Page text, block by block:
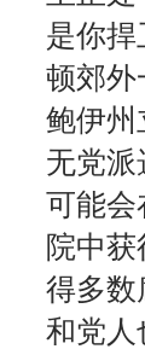
是你捍
顿郊外
鲍伊州
无党派
可能会
院中
得多数
和党人